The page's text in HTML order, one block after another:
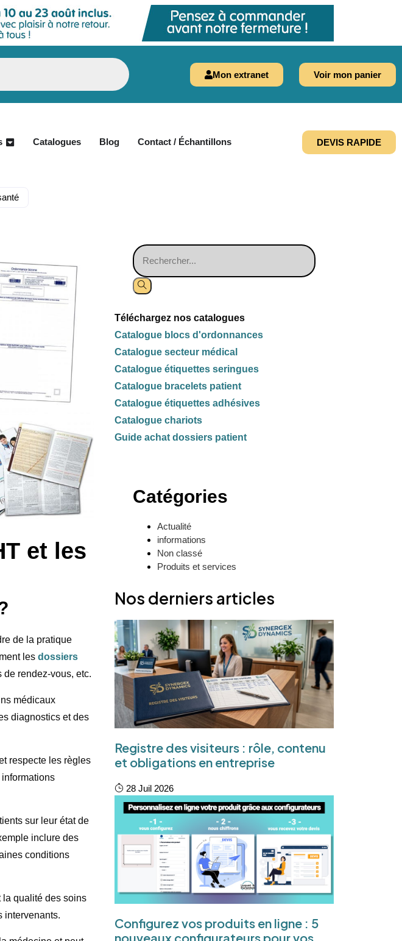
Mon extranet Voir mon panier
Catalogues Blog Contact / Échantillons DEVIS RAPIDE
et les
de la pratique
les dossiers
de rendez-vous, etc.
médicaux
diagnostics et des
respecte les règles
sur leur état de
inclure des
conditions
la qualité des soins
intervenants.
Téléchargez nos catalogues
Catalogue blocs d'ordonnances
Catalogue secteur médical
Catalogue étiquettes seringues
Catalogue bracelets patient
Catalogue étiquettes adhésives
Catalogue chariots
Guide achat dossiers patient
Catégories
Actualité
informations
Non classé
Produits et services
Nos derniers articles
Registre des visiteurs : rôle, contenu
et obligations en entreprise
28 Juil 2026
Configurez vos produits en ligne : 5
nouveaux configurateurs pour vos